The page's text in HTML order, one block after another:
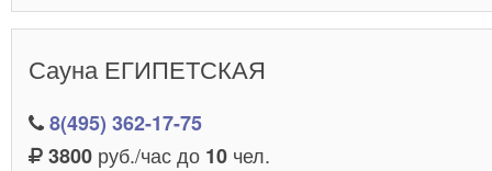
Сауна ЕГИПЕТСКАЯ
8(495) 362-17-75
3800 руб./час до 10 чел.